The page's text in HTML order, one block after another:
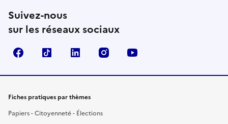
Suivez-nous
sur les réseaux sociaux
FacebookTikTok LinkedIn Instagram
Fiches pratiques par thèmes
Papiers - Citoyenneté - Élections